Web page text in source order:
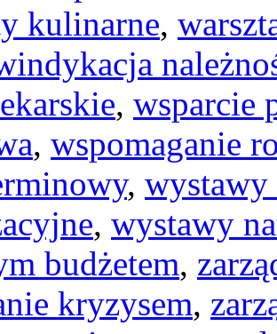
kulinarne,
, wsparcie
, wspomaganie
,
, wystawy
budżetem,
kryzysem,